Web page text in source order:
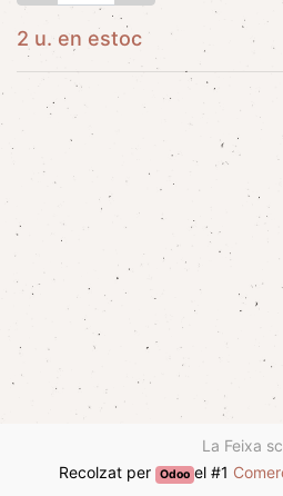
2 u. en estoc
La Feixa
Recolzat per
Odoo el #1